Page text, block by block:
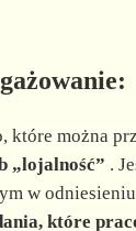
o
które można
„lojalność” .
w
które